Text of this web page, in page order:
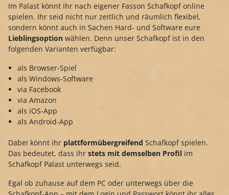
Im Palast könnt ihr nach eigener Fasson Schafkopf online
spielen. Ihr seid nicht nur zeitlich und räumlich flexibel,
sondern könnt auch in Sachen Hard- und Software eure
Lieblingsoption wählen. Denn unser Schafkopf ist in den
folgenden Varianten verfügbar:
als Browser-Spiel
als Windows-Software
via Facebook
via Amazon
als iOS-App
als Android-App
Dabei könnt ihr plattformübergreifend Schafkopf spielen.
Das bedeutet, dass ihr stets mit demselben Profil im
Schafkopf Palast unterwegs seid.
Egal ob zuhause auf dem PC oder unterwegs über die